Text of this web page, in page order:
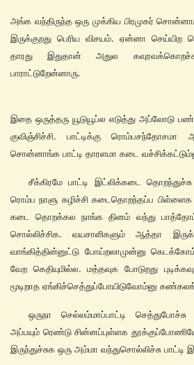
அங்க வந்திருந்த ஒரு முக்கிய பிரமுகர்
இருக்குறது பெரிய விசயம். ஏன்னா
தாரது இதுதான் அதுல
பாராட்டுறேன்னாரு.
இதை ஒருத்தரு யூடுயூப்ல எடுத்து அப்லோடு
குவிஞ்சிச்சி. பாட்டிக்கு ரொம்பசந்தோசமா
சொன்னாங்க பாட்டி தாரளமா கடை
சீக்கிரமே பாட்டி இட்லிக்கடை
ரொம்ப நாளு கழிச்சி கடைதொறந்தப்ப பிள்ளைக
கடை தொறக்கல நாங்க தினம் வந்து
சொல்லிச்சிக. வயசாளிகளும் ஆத்தா
வாங்கித்தின்னுட்டு போய்றலாமுன்னு
வேற கெதியுமில்ல. மத்தவுக போடுறது
மூடிறாத ஏங்கிச்செத்துப்போயிடுவோம்னு
ஒருநா செல்லம்மாப்பாட்டி
அப்பயும் ரெண்டு சின்னப்புள்ளக
இருந்துச்சுக ஒரு அம்மா வந்துசொல்லிச்சு